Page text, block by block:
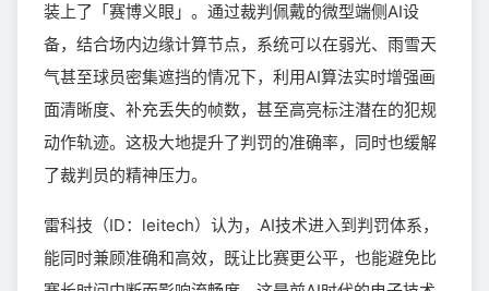
装上了「赛博义眼」。通过裁判佩戴的微型端侧AI设
备，结合场内边缘计算节点，系统可以在弱光、雨雪天
气甚至球员密集遮挡的情况下，利用AI算法实时增强画
面清晰度、补充丢失的帧数，甚至高亮标注潜在的犯规
动作轨迹。这极大地提升了判罚的准确率，同时也缓解
了裁判员的精神压力。
雷科技（ID：leitech）认为，AI技术进入到判罚体系，
能同时兼顾准确和高效，既让比赛更公平，也能避免比